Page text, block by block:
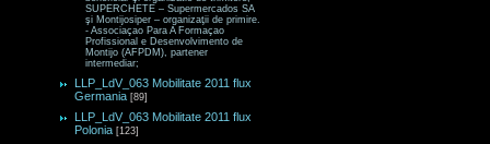
SUPERCHETE – Supermercados SA
şi Montijosiper – organizaţii de primire.
- Associaçao Para A Formaçao
Profissional e Desenvolvimento de
Montijo (AFPDM), partener
intermediar;
LLP_LdV_063 Mobilitate 2011 flux
Germania [89]
LLP_LdV_063 Mobilitate 2011 flux
Polonia [123]